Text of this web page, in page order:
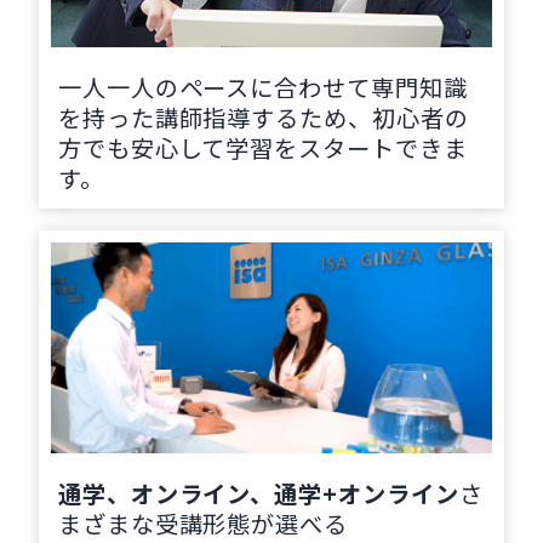
一人一人のペースに合わせて専門知識
を持った講師指導するため、初心者の
方でも安心して学習をスタートできま
す。
通学、オンライン、通学+オンラインさ
まざまな受講形態が選べる